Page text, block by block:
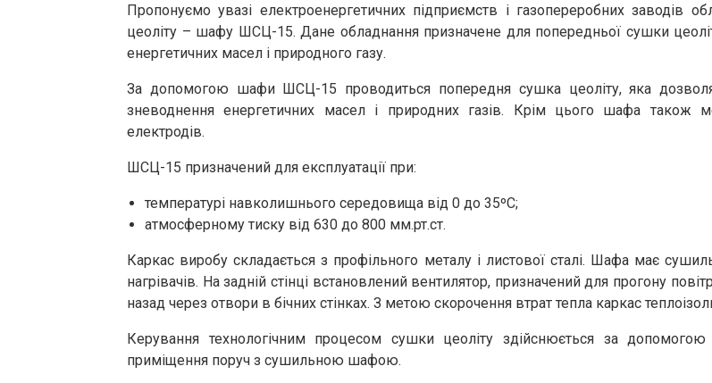
Пропонуємо увазі електроенергетичних підприємств і газопереробних заводів
цеоліту – шафу ШСЦ-15. Дане обладнання призначене для попередньої сушки
енергетичних масел і природного газу.
За допомогою шафи ШСЦ-15 проводиться попередня сушка цеоліту, яка дозволяє
зневоднення енергетичних масел і природних газів. Крім цього шафа також
електродів.
ШСЦ-15 призначений для експлуатації при:
температурі навколишнього середовища від 0 до 35ºС;
атмосферному тиску від 630 до 800 мм.рт.ст.
Каркас виробу складається з профільного металу і листової сталі. Шафа має
нагрівачів. На задній стінці встановлений вентилятор, призначений для прогону
назад через отвори в бічних стінках. З метою скорочення втрат тепла каркас
Керування технологічним процесом сушки цеоліту здійснюється за
приміщення поруч з сушильною шафою.